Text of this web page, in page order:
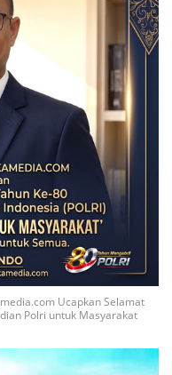
Ucapkan Selamat
Polri untuk Masyarakat